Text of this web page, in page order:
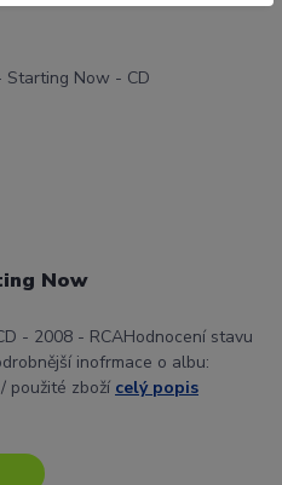
Now
- 2008 - RCAHodnocení stavu
inofrmace o albu:
použité zboží celý popis